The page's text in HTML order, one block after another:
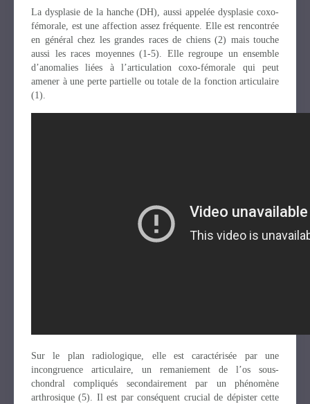
La dysplasie de la hanche (DH), aussi appelée dysplasie coxo-
fémorale, est une affection assez fréquente. Elle est rencontrée
en général chez les grandes races de chiens (2) mais touche
aussi les races moyennes (1-5). Elle regroupe un ensemble
d’anomalies liées à l’articulation coxo-fémorale qui peut
amener à une perte partielle ou totale de la fonction articulaire
(1).
Sur le plan radiologique, elle est caractérisée par une
incongruence articulaire, un remaniement de l’os sous-
chondral compliqués secondairement par un phénomène
arthrosique (5). Il est par conséquent crucial de dépister cette